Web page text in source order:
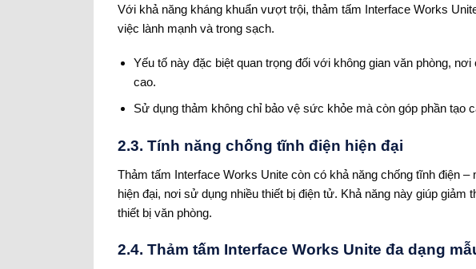
Với khả năng kháng khuẩn vượt trội, thảm tấm Interface Works
việc lành mạnh và trong sạch.
Yếu tố này đặc biệt quan trọng đối với không gian văn phòng,
cao.
Sử dụng thảm không chỉ bảo vệ sức khỏe mà còn góp phần tạo
2.3. Tính năng chống tĩnh điện hiện đại
Thảm tấm Interface Works Unite còn có khả năng chống tĩnh điện
hiện đại, nơi sử dụng nhiều thiết bị điện tử. Khả năng này giúp giảm
thiết bị văn phòng.
2.4. Thảm tấm Interface Works Unite đa dạng